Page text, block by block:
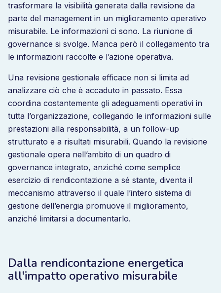
trasformare la visibilità generata dalla revisione da
parte del management in un miglioramento operativo
misurabile. Le informazioni ci sono. La riunione di
governance si svolge. Manca però il collegamento tra
le informazioni raccolte e l’azione operativa.
Una revisione gestionale efficace non si limita ad
analizzare ciò che è accaduto in passato. Essa
coordina costantemente gli adeguamenti operativi in
tutta l’organizzazione, collegando le informazioni sulle
prestazioni alla responsabilità, a un follow-up
strutturato e a risultati misurabili. Quando la revisione
gestionale opera nell’ambito di un quadro di
governance integrato, anziché come semplice
esercizio di rendicontazione a sé stante, diventa il
meccanismo attraverso il quale l’intero sistema di
gestione dell’energia promuove il miglioramento,
anziché limitarsi a documentarlo.
Dalla rendicontazione energetica
all'impatto operativo misurabile